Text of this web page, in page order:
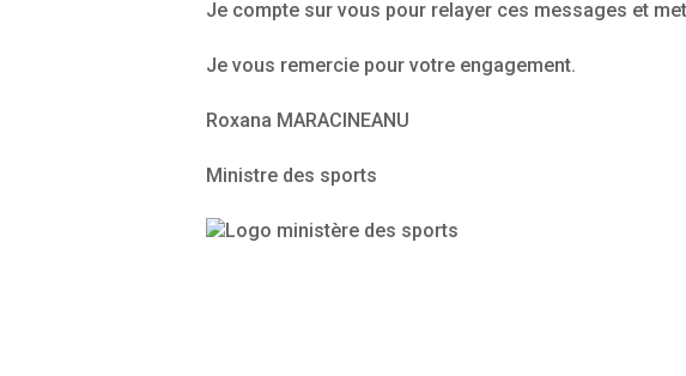
Je compte sur vous pour relayer ces messages et
Je vous remercie pour votre engagement.
Roxana MARACINEANU
Ministre des sports